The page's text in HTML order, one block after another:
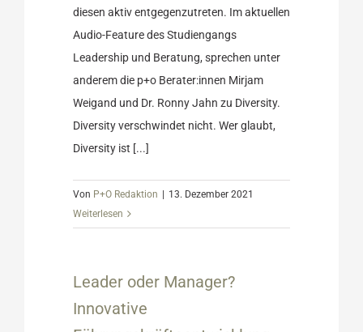
diesen aktiv entgegenzutreten. Im aktuellen
Audio-Feature des Studiengangs
Leadership und Beratung, sprechen unter
anderem die p+o Berater:innen Mirjam
Weigand und Dr. Ronny Jahn zu Diversity.
Diversity verschwindet nicht. Wer glaubt,
Diversity ist [...]
Von P+O Redaktion | 13. Dezember 2021
Weiterlesen
Leader oder Manager?
Innovative